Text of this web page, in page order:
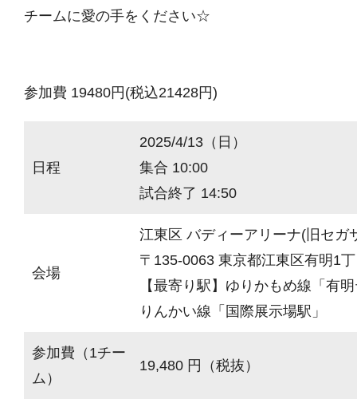
チームに愛の手をください☆
参加費 19480円(税込21428円)
日程
2025/4/13（日）
集合 10:00
試合終了 14:50
会場
江東区 バディーアリーナ(旧セガ
〒135-0063 東京都江東区有明1
【最寄り駅】ゆりかもめ線「有
りんかい線「国際展示場駅」
参加費（1チー
ム）
19,480 円（税抜）